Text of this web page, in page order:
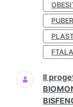
Il